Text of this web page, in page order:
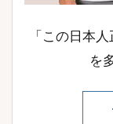
「この日本
を